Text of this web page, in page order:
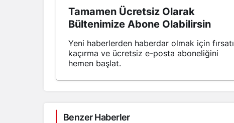
Tamamen Ücretsiz Olarak
Bültenimize Abone Olabilirsin
Yeni haberlerden haberdar olmak için fırsatı
kaçırma ve ücretsiz e-posta aboneliğini
hemen başlat.
Benzer Haberler